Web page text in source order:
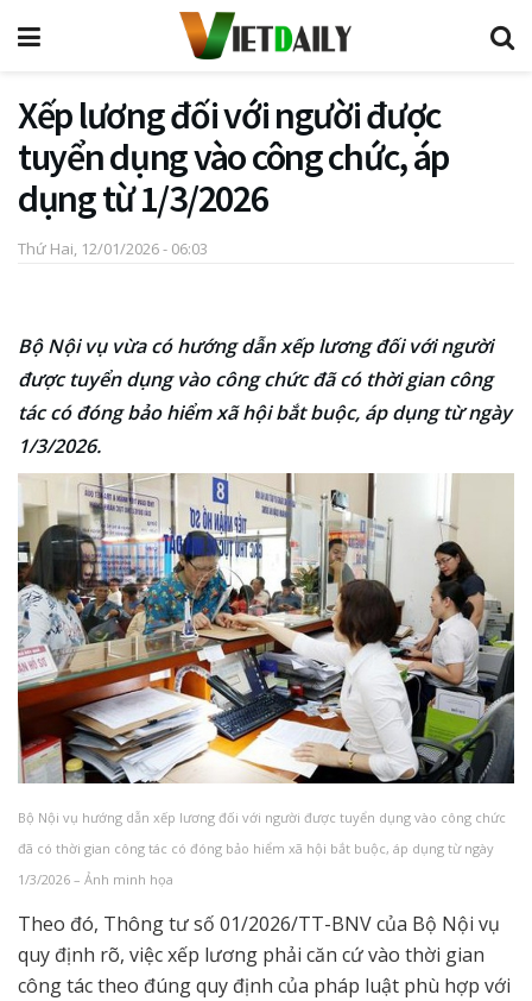
Xếp lương đối với người được
tuyển dụng vào công chức, áp
dụng từ 1/3/2026
Thứ Hai, 12/01/2026 - 06:03
Bộ Nội vụ vừa có hướng dẫn xếp lương đối với người
được tuyển dụng vào công chức đã có thời gian công
tác có đóng bảo hiểm xã hội bắt buộc, áp dụng từ ngày
1/3/2026.
Bộ Nội vụ hướng dẫn xếp lương đối với người được tuyển dụng vào công chức
đã có thời gian công tác có đóng bảo hiểm xã hội bắt buộc, áp dụng từ ngày
1/3/2026 – Ảnh minh họa
Theo đó, Thông tư số 01/2026/TT-BNV của Bộ Nội vụ
quy định rõ, việc xếp lương phải căn cứ vào thời gian
công tác theo đúng quy định của pháp luật phù hợp với